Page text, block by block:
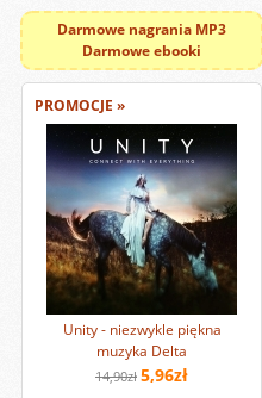
Darmowe nagrania MP3
Darmowe ebooki
PROMOCJE »
Unity - niezwykle piękna
muzyka Delta
14,90zł 5,96zł